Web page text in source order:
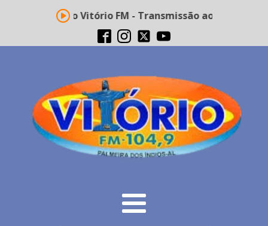
Rádio Vitório FM - Transmissão ao vivo